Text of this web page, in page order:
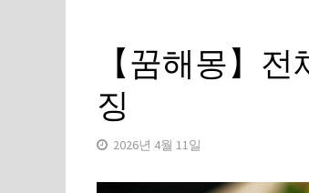
【꿈해몽】
징
2026년 4월 11일